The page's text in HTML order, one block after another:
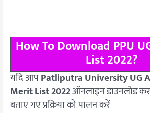
How To Download PPU
List 2022?
यदि आपPatliputra University UG
Merit List 2022ऑनलाइन डाउनलोड
बताए गए प्रक्रिया को पालन करें